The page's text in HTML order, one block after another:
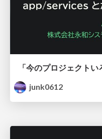
junk0612